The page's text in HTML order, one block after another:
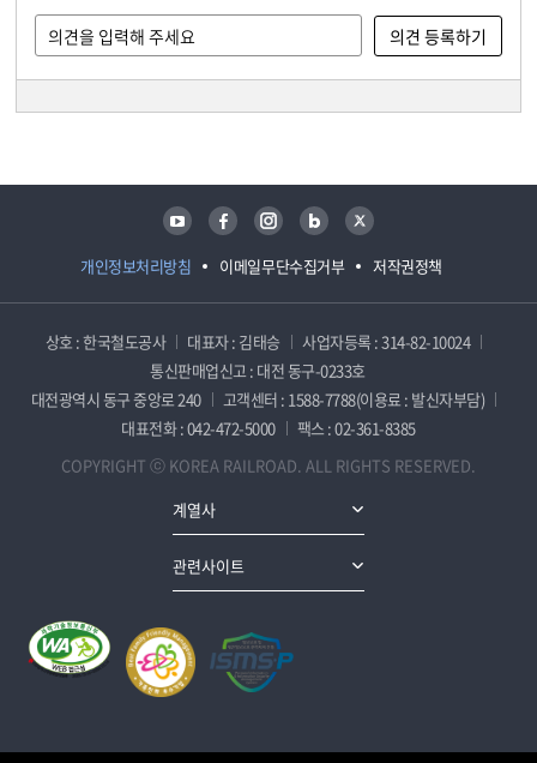
개인정보처리방침 이메일무단수집거부 저작권정책
유튜브 페이스북 인스타그램 블로그 트위터
상호 : 한국철도공사 대표자 : 김태승
사업자등록 : 314-82-10024
통신판매업신고 : 대전 동구-0233호
대전광역시 동구 중앙로 240
고객센터 : 1588-7788(이용료 : 발신자부담)
대표전화 : 042-472-5000
팩스 : 02-361-8385
COPYRIGHT ⓒ KOREA RAILROAD. ALL RIGHTS RESERVED.
계열사
관련사이트